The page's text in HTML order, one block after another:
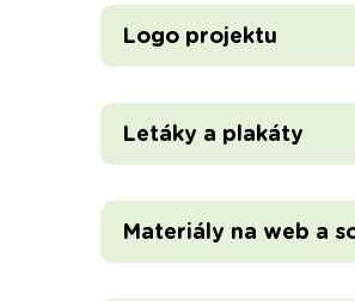
Logo projektu
Letáky a plakáty
Materiály na web a